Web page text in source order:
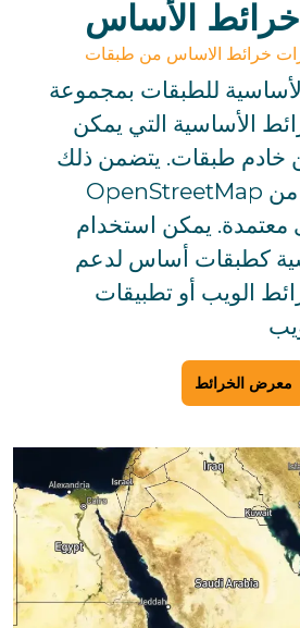
الأساس
خرائط الاساس من طبقات
للطبقات بمجموعة
الأساسية التي يمكن
خادم طبقات. يتضمن ذلك
خرائط أساسية من OpenStreetMap
معتمدة. يمكن استخدام
كطبقات أساس لدعم
الويب أو تطبيقات
معرض الخرائط